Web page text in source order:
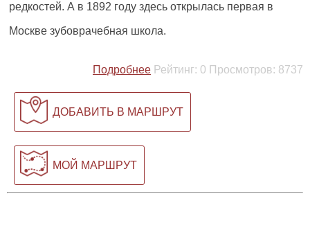
редкостей. А в 1892 году здесь открылась первая в
Москве зубоврачебная школа.
Подробнее Рейтинг: 0 Просмотров: 8737
ДОБАВИТЬ В МАРШРУТ
МОЙ МАРШРУТ